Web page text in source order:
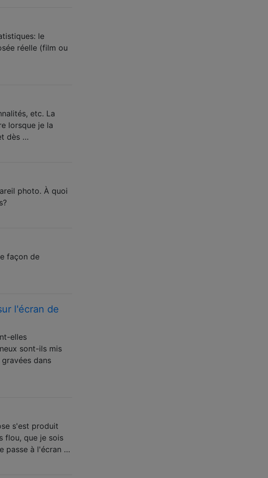
le
réelle (film ou
etc. La
lorsque je la
dès …
photo. À quoi
façon de
l'écran de
elles
sont-ils mis
dans
s'est produit
flou, que je sois
passe à l'écran …